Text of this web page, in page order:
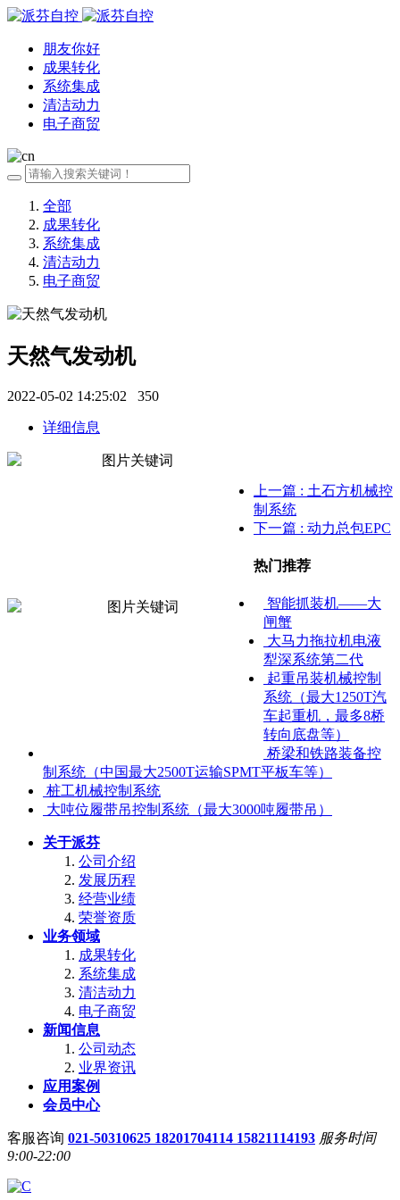
朋友你好
成果转化
系统集成
清洁动力
电子商贸
全部
成果转化
系统集成
清洁动力
电子商贸
天然气发动机
2022-05-02 14:25:02 350
详细信息
上一篇 : 土石方机械控
制系统
下一篇 : 动力总包EPC
热门推荐
智能抓装机——大
闸蟹
大马力拖拉机电液
犁深系统第二代
起重吊装机械控制
系统（最大1250T汽
车起重机，最多8桥
转向底盘等）
桥梁和铁路装备控
制系统（中国最大2500T运输SPMT平板车等）
桩工机械控制系统
大吨位履带吊控制系统（最大3000吨履带吊）
关于派芬
公司介绍
发展历程
经营业绩
荣誉资质
业务领域
成果转化
系统集成
清洁动力
电子商贸
新闻信息
公司动态
业界资讯
应用案例
会员中心
客服咨询 021-50310625 18201704114 15821114193 服务时间
9:00-22:00